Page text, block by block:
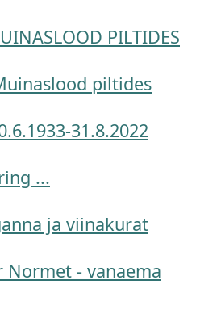
PILTIDES
piltides
31.8.2022
...
ja viinakurat
Normet - vanaema